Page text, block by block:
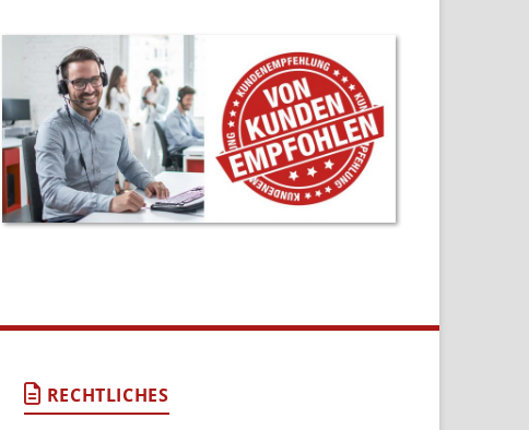
RECHTLICHES